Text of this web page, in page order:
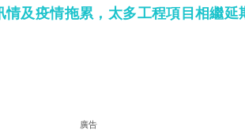
情及疫情拖累，太多工程項目相繼延
廣告